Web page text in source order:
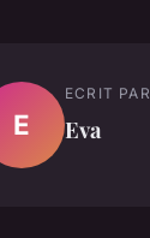
E
ECRIT PAR
Eva